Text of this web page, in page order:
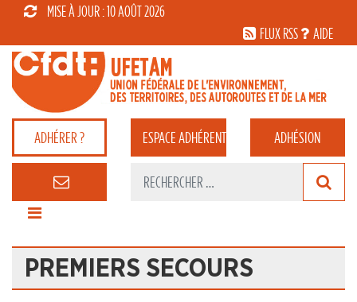
MISE À JOUR : 10 AOÛT 2026
FLUX RSS
AIDE
ADHÉRER ? ESPACEADHÉRENT ADHÉSION
PREMIERS SECOURS